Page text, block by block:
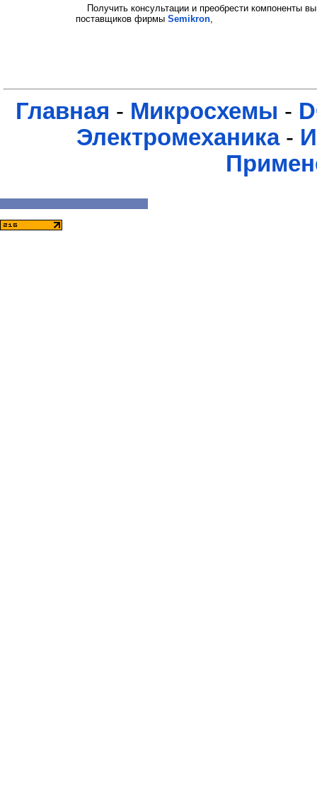
Получить консультации и преобрести компоненты
поставщиков фирмы Semikron,
Главная - Микросхемы -
Электромеханика-